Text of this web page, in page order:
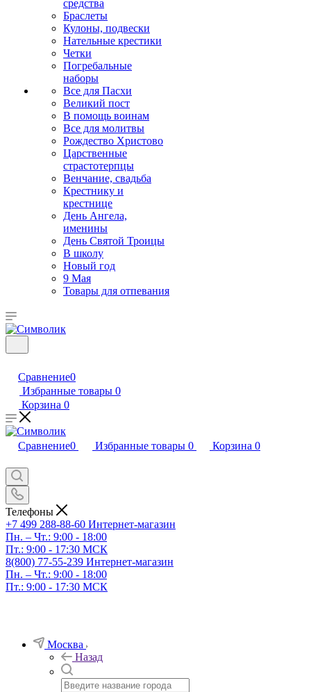
средства
Браслеты
Кулоны, подвески
Нательные крестики
Четки
Погребальные
наборы
Все для Пасхи
Великий пост
В помощь воинам
Все для молитвы
Рождество Христово
Царственные
страстотерпцы
Венчание, свадьба
Крестнику и
крестнице
День Ангела,
именины
День Святой Троицы
В школу
Новый год
9 Мая
Товары для отпевания
Сравнение0
Избранные товары 0
Корзина 0
Сравнение0 Избранные товары 0 Корзина 0
Телефоны
+7 499 288-88-60 Интернет-магазин
Пн. – Чт.: 9:00 - 18:00
Пт.: 9:00 - 17:30 МСК
8(800) 77-55-239 Интернет-магазин
Пн. – Чт.: 9:00 - 18:00
Пт.: 9:00 - 17:30 МСК
Москва
Назад